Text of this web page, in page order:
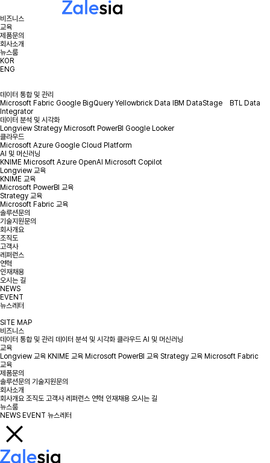
비즈니스
교육
제품문의
회사소개
뉴스룸
KOR
ENG
데이터 통합 및 관리
Microsoft Fabric Google BigQuery Yellowbrick Data IBM DataStage
BTL Data
Integrator
데이터 분석 및 시각화
Longview Strategy Microsoft PowerBI Google Looker
클라우드
Microsoft Azure Google Cloud Platform
AI 및 머신러닝
KNIME Microsoft Azure OpenAI Microsoft Copilot
Longview 교육
KNIME 교육
Microsoft PowerBI 교육
Strategy 교육
Microsoft Fabric 교육
솔루션문의
기술지원문의
회사개요
조직도
고객사
레퍼런스
연혁
인재채용
오시는 길
NEWS
EVENT
뉴스레터
SITE MAP
비즈니스
데이터 통합 및 관리 데이터 분석 및 시각화 클라우드 AI 및 머신러닝
교육
Longview 교육 KNIME 교육 Microsoft PowerBI 교육 Strategy 교육 Microsoft Fabric
교육
제품문의
솔루션문의 기술지원문의
회사소개
회사개요 조직도 고객사 레퍼런스 연혁 인재채용 오시는 길
뉴스룸
NEWS EVENT 뉴스레터